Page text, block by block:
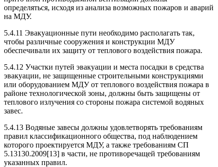
определяться, исходя из анализа возможных пожаров и аварий
на МДУ.
5.4.11 Эвакуационные пути необходимо располагать так,
чтобы различные сооружения и конструкции МДУ
обеспечивали их защиту от теплового воздействия пожара.
5.4.12 Участки путей эвакуации и места посадки в средства
эвакуации, не защищенные строительными конструкциями
или оборудованием МДУ от теплового воздействия пожара в
районе технологической зоны, должны быть защищены от
теплового излучения со стороны пожара системой водяных
завес.
5.4.13 Водяные завесы должны удовлетворять требованиям
правил классификационного общества, под наблюдением
которого проектируется МДУ, а также требованиям СП
5.13130.2009[13] в части, не противоречащей требованиям
указанных правил.